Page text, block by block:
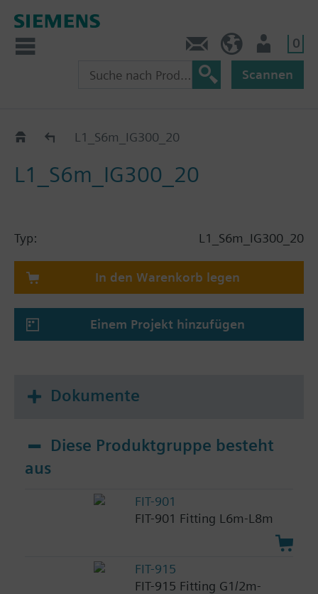
0
Scannen
KatalogL1_S6m_IG300_20
L1_S6m_IG300_20
Typ: L1_S6m_IG300_20
In den Warenkorb legen
Einem Projekt hinzufügen
Dokumente
Diese Produktgruppe besteht
aus
FIT-901
FIT-901 Fitting L6m-L8m
FIT-915
FIT-915 Fitting G1/2m-